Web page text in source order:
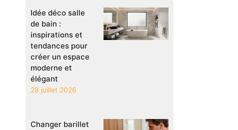
Idée déco salle
de bain :
inspirations et
tendances pour
créer un espace
moderne et
élégant
28 juillet 2026
Changer barillet